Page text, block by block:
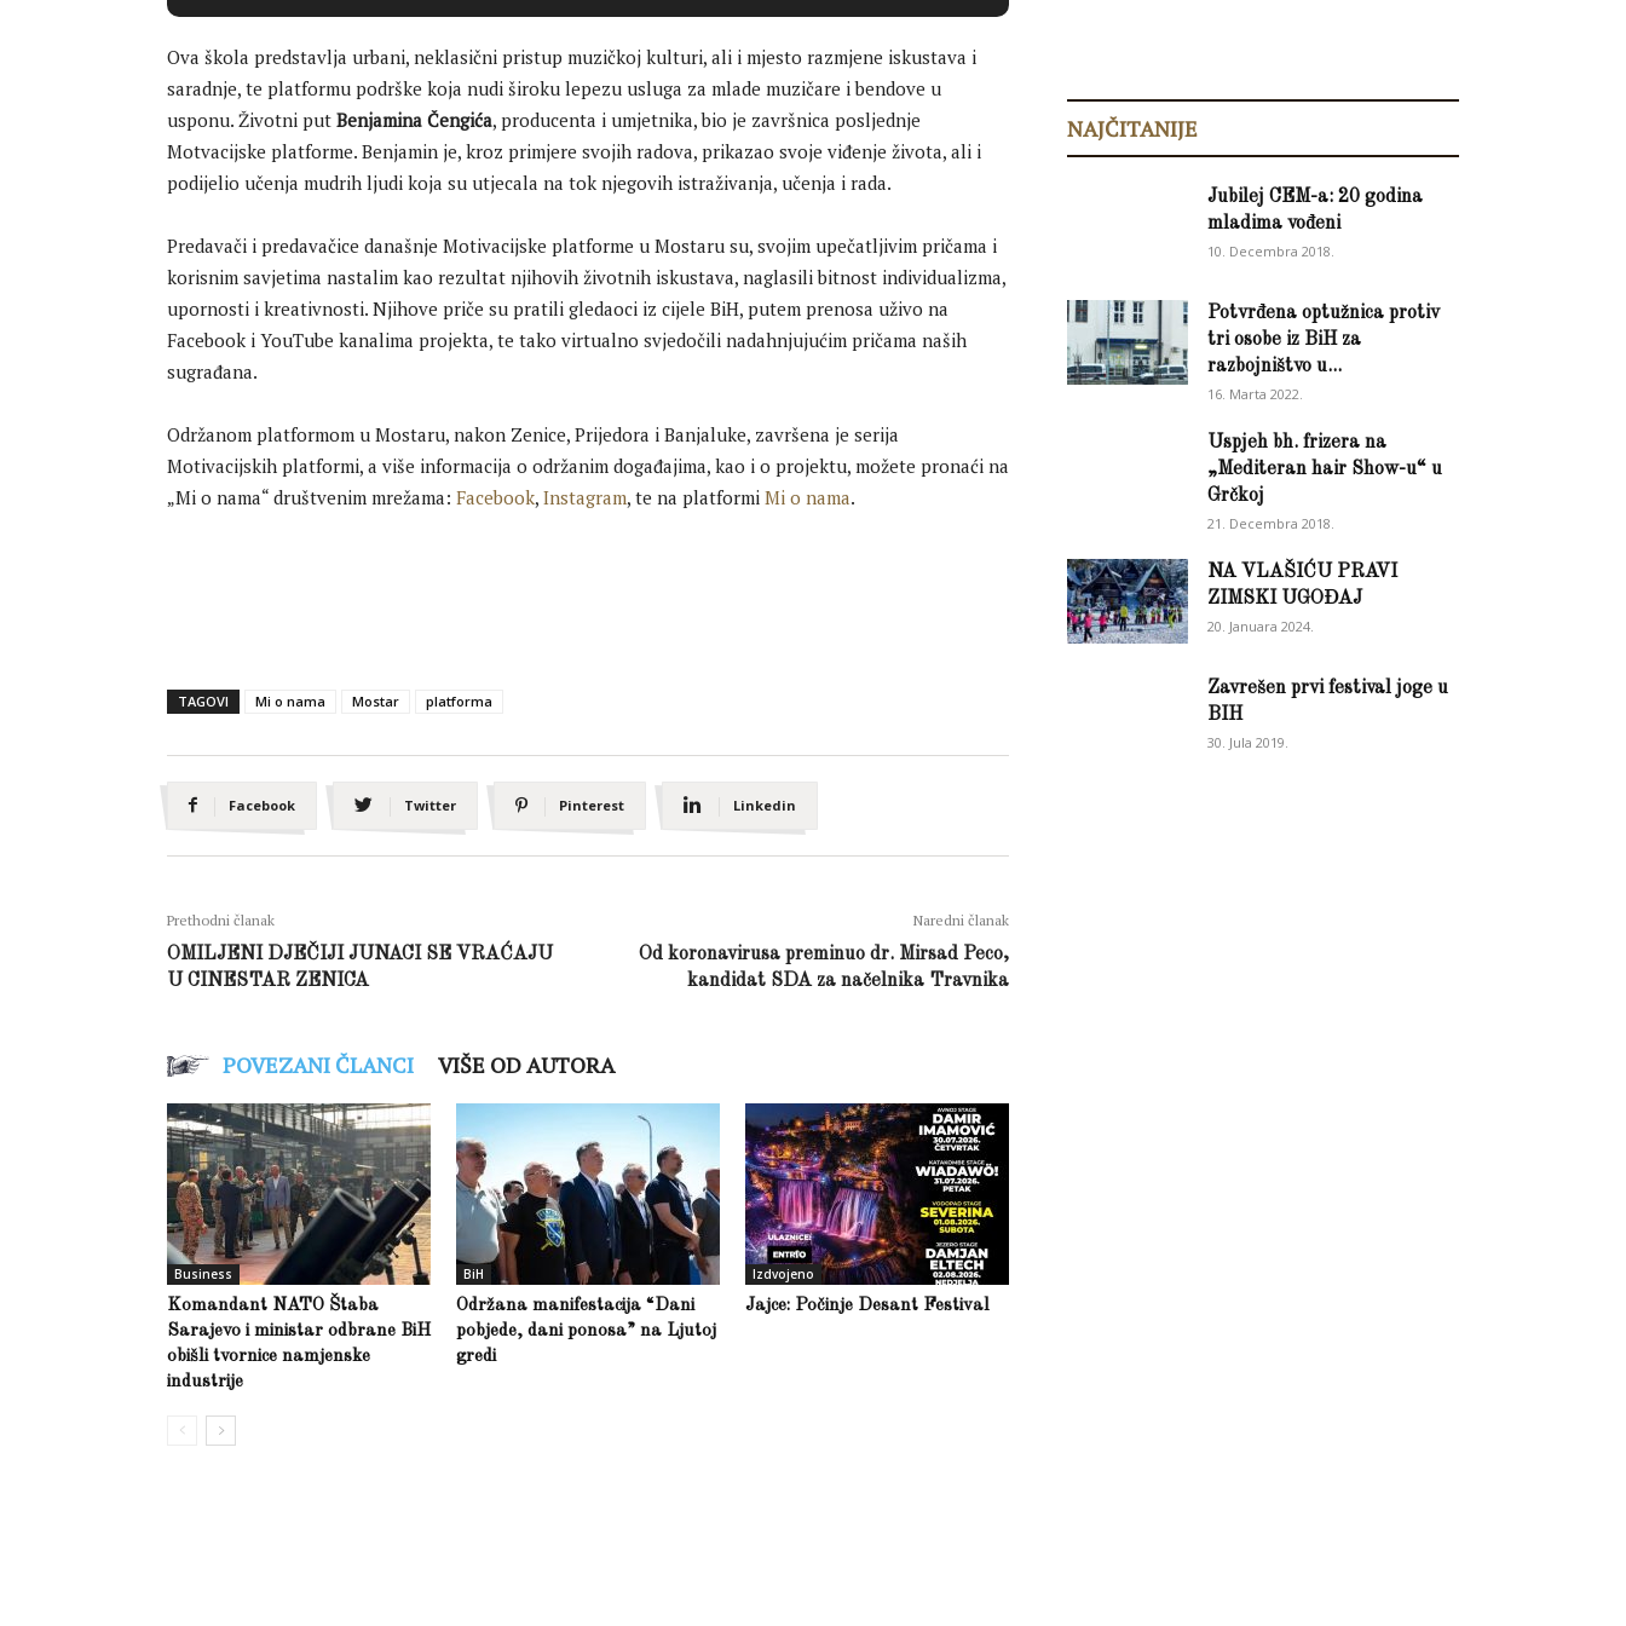
Ova škola predstavlja urbani, neklasični pristup muzičkoj kulturi, ali i mjesto razmjene iskustava i
saradnje, te platformu podrške koja nudi široku lepezu usluga za mlade muzičare i bendove u
usponu. Životni put Benjamina Čengića, producenta i umjetnika, bio je završnica posljednje
Motvacijske platforme. Benjamin je, kroz primjere svojih radova, prikazao svoje viđenje života, ali i
podijelio učenja mudrih ljudi koja su utjecala na tok njegovih istraživanja, učenja i rada.
Predavači i predavačice današnje Motivacijske platforme u Mostaru su, svojim upečatljivim pričama i
korisnim savjetima nastalim kao rezultat njihovih životnih iskustava, naglasili bitnost individualizma,
upornosti i kreativnosti. Njihove priče su pratili gledaoci iz cijele BiH, putem prenosa uživo na
Facebook i YouTube kanalima projekta, te tako virtualno svjedočili nadahnjujućim pričama naših
sugrađana.
Održanom platformom u Mostaru, nakon Zenice, Prijedora i Banjaluke, završena je serija
Motivacijskih platformi, a više informacija o održanim događajima, kao i o projektu, možete pronaći na
„Mi o nama“ društvenim mrežama: Facebook, Instagram, te na platformi Mi o nama.
TAGOVI Mi o nama Mostar platforma
Facebook Twitter Pinterest Linkedin
Prethodni članak
OMILJENI DJEČIJI JUNACI SE VRAĆAJU
U CINESTAR ZENICA
Naredni članak
Od koronavirusa preminuo dr. Mirsad Peco,
kandidat SDA za načelnika Travnika
POVEZANI ČLANCI VIŠE OD AUTORA
Business
Komandant NATO Štaba
Sarajevo i ministar odbrane BiH
obišli tvornice namjenske
industrije
BiH
Održana manifestacija “Dani
pobjede, dani ponosa” na Ljutoj
gredi
Izdvojeno
Jajce: Počinje Desant Festival
NAJČITANIJE
Jubilej CEM-a: 20 godina
mladima vođeni
10. Decembra 2018.
Potvrđena optužnica protiv
tri osobe iz BiH za
razbojništvo u...
16. Marta 2022.
Uspjeh bh. frizera na
„Mediteran hair Show-u“ u
Grčkoj
21. Decembra 2018.
NA VLAŠIĆU PRAVI
ZIMSKI UGOĐAJ
20. Januara 2024.
Zavrešen prvi festival joge u
BIH
30. Jula 2019.